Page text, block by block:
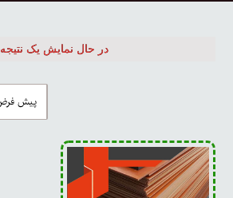
در حال نمایش یک نتیجه